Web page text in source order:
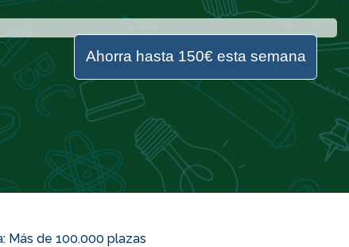
Ahorra hasta 150€ esta semana
Más de 100.000 plazas